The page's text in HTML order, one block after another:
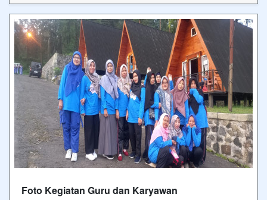
Foto Kegiatan Guru dan Karyawan